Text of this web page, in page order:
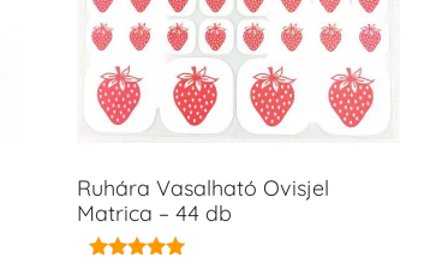
Ruhára Vasalható Ovisjel
Matrica – 44 db